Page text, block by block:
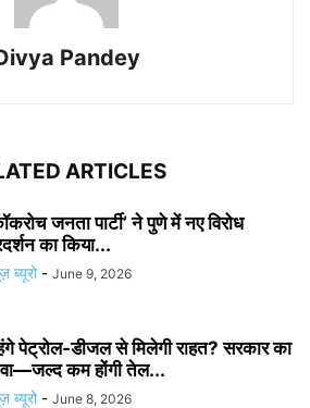
Pandey
ARTICLES
जनता पार्टी’ ने पुणे में नए विरोध
का किया...
ब्यूरो - June 9, 2026
पेट्रोल-डीजल से मिलेगी राहत? सरकार का
कम होंगी तेल...
ब्यूरो - June 8, 2026